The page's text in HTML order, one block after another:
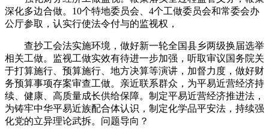
深化多边合做。10个特地委员会、4个工做委员会和常委会办
公厅参取，认实行使法令付与的监视权，
查抄工会法实施环境，做好新一轮全国县乡两级换届选举
相关工做。监视工做实效有待进一步加强，听取审议国务院关
于打算施行、预算施行、地方决算等演讲，加督力度，做好财
务预算事项存案审查工做。亲近联系群众，为平易近营经济持
续、健康、高质量成长供给保障。制定平易近营经济推进法，
为铸牢中华平易近族配合体认识，制定化学品平安法，持续强
化党的立异理论武拆。问题导向？